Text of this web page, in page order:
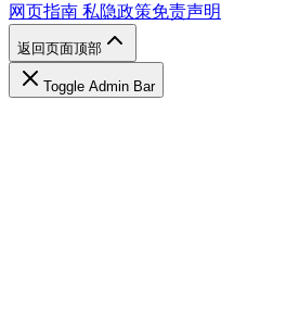
网页指南 私隐政策免责声明
返回页面顶部
Toggle Admin Bar